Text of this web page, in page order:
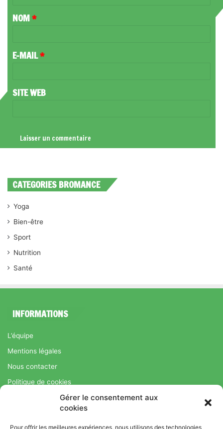
Gérer le consentement aux
cookies
Pour offrir les meilleures expériences, nous utilisons des technologies
A
R
NOM*
E-MAIL*
SITE WEB
CATEGORIES BROMANCE
Yoga
Bien-être
Sport
Nutrition
Santé
INFORMATIONS
L’équipe
Mentions légales
Nous contacter
Politique de cookies
Régime Savoir Maigrir.fr : La méthode Jean-Michel Cohen pour
une perte de poids durable